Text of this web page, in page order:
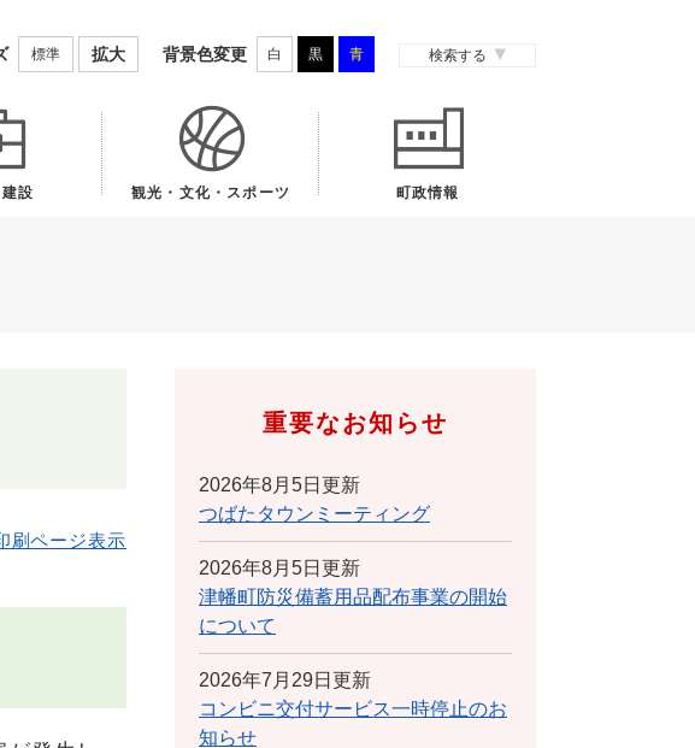
標準 拡大 背景色変更 白 黒 青 検索する
設 観光・文化・スポーツ 町政情報
刷ページ表示
重要なお知らせ
2026年8月5日更新
つばたタウンミーティング
2026年8月5日更新
津幡町防災備蓄用品配布事業の開始
について
2026年7月29日更新
コンビニ交付サービス一時停止のお
知らせ